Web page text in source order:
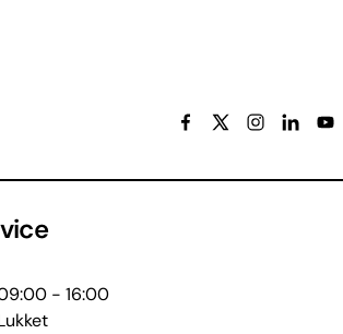
og kontaktoplysninger
- 16:00